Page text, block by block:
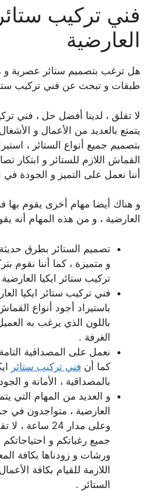
فني تركيب ستائر
العارضية
هل ترغب بتصميم ستائر عصرية و
طبقات و تبحث عن فني تركيب
لا تقلق ، لدينا أفضل حل ، فني
يتمتع بالعديد من الأعمال و
بتصميم جميع أنواع الستائر ،
القماش اللازم للستائر و ابتكار
أننا نعمل على التميز و الجودة في
و هناك أيضا مهام أخرى يقوم بها
العارضية ، و من هذه المهام أنه
تصميم الستائر بطرق
و متميزة ، كما أننا نقوم
تركيب ستائر ايكيا
فني تركيب ستائر ايكيا
باستيراد أجود أنواع
باللون الذي يرغب به
الغرفة .
نعمل على المصداقية التامة
كما أن فني تركيب ستائر
بالمصداقية ، الأمانة و
و العديد من المهام التي
العارضية ، متواجدون في
وعلى مدار 24
جميع رغباتكم و احتياجاتكم
ورشات و زودناها بكافة
اللازمة للقيام بكافة
الستائر .